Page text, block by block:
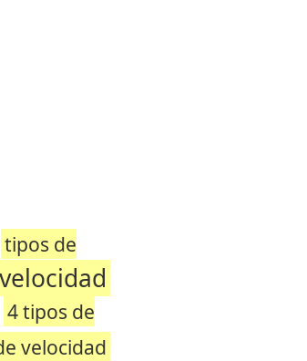
tipos de
4 tipos de
velocidad